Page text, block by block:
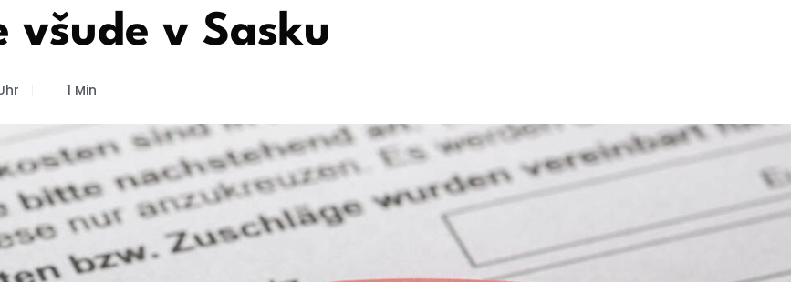
v Sasku
1 Min